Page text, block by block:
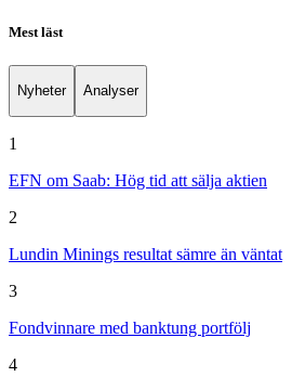
Mest läst
Nyheter Analyser
1
EFN om Saab: Hög tid att sälja aktien
2
Lundin Minings resultat sämre än väntat
3
Fondvinnare med banktung portfölj
4